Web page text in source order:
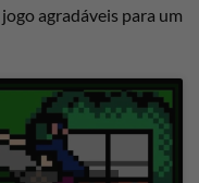
agradáveis para um